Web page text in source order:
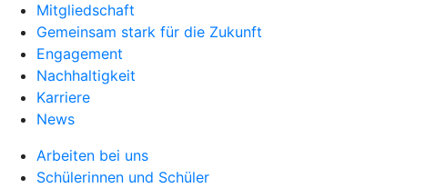
Mitgliedschaft
Gemeinsam stark für die Zukunft
Engagement
Nachhaltigkeit
Karriere
News
Arbeiten bei uns
Schülerinnen und Schüler